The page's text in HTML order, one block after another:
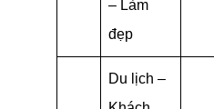
– Làm
đẹp
Du lịch –